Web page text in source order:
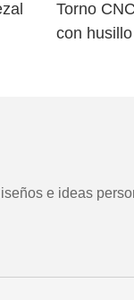
Torno
con
e ideas